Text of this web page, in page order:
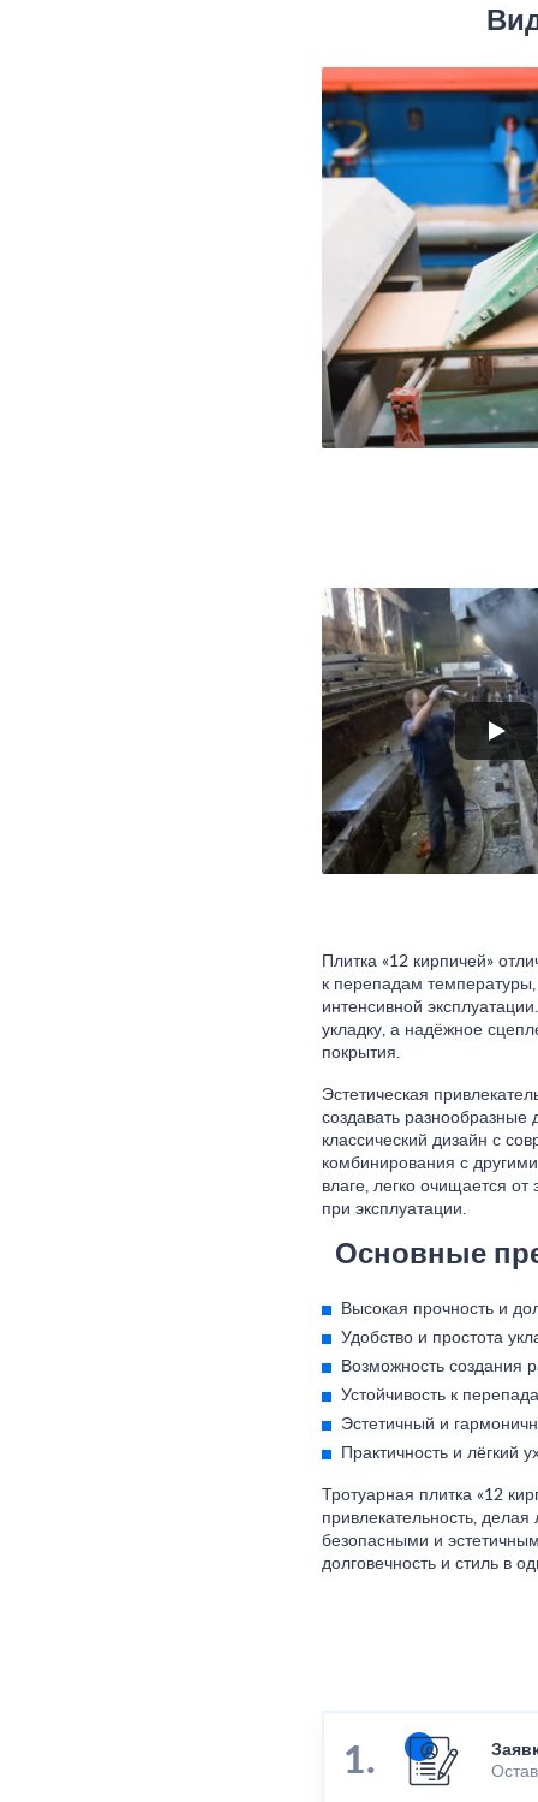
Плитка «12 кирпичей»
к перепадам
интенсивной
укладку, а надёжное
покрытия.
Эстетическая
создавать разнообразные
классический дизайн с
комбинирования с
влаге, легко очищается
при эксплуатации.
Основные
Высокая прочность и
Удобство и простота
Возможность создания
Устойчивость к
Эстетичный и
Практичность и лёгкий
Тротуарная плитка «12
привлекательность,
безопасными и
долговечность и стиль в